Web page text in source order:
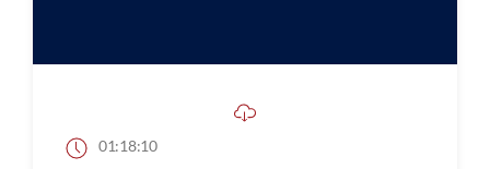
01:18:10